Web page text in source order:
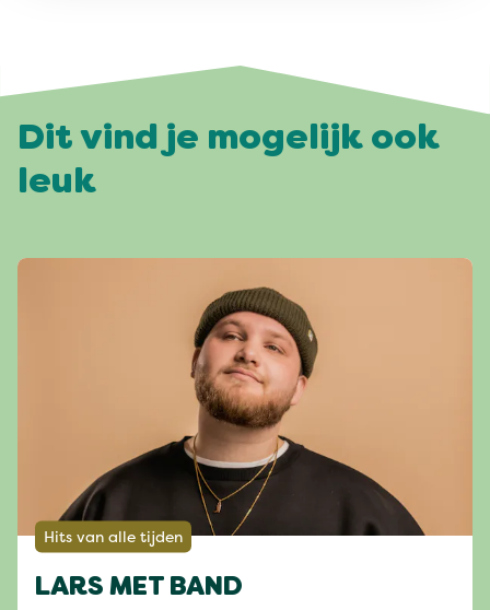
Dit vind je mogelijk ook
leuk
Hits van alle tijden
LARS MET BAND